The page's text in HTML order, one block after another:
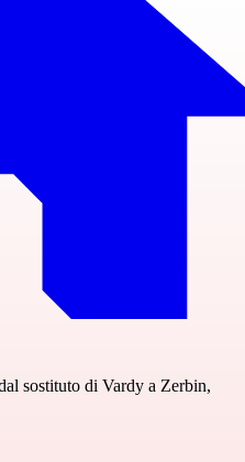
sostituto di Vardy a Zerbin,